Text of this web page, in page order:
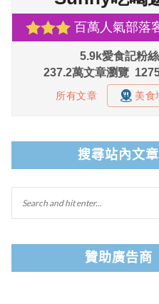
搜尋站內文章
贊助廣告商